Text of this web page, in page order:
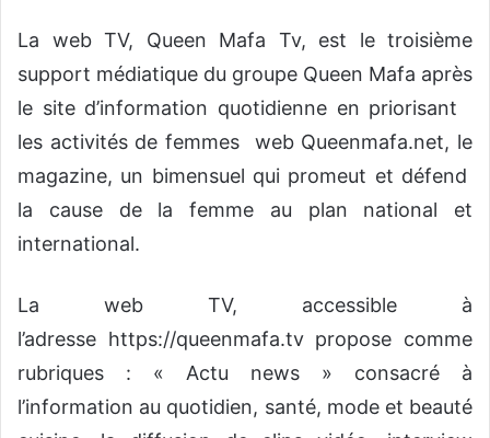
La web TV, Queen Mafa Tv, est le troisième
support médiatique du groupe Queen Mafa après
le site d’information quotidienne en priorisant
les activités de femmes web Queenmafa.net, le
magazine, un bimensuel qui promeut et défend
la cause de la femme au plan national et
international.
La web TV, accessible à
l’adresse https://queenmafa.tv propose comme
rubriques : « Actu news » consacré à
l’information au quotidien, santé, mode et beauté